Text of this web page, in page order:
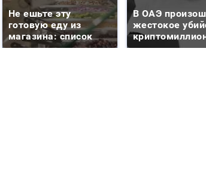
Не ешьте эту
готовую еду из
магазина: список
В ОАЭ
жестокое